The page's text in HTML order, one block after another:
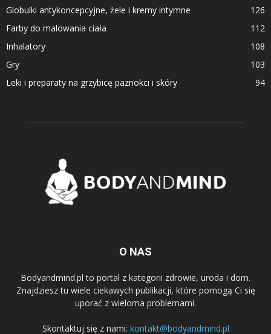
Globulki antykoncepcyjne, żele i kremy intymne
126
Farby do malowania ciała
112
Inhalatory
108
Gry
103
Leki i preparaty na grzybicę paznokci i skóry
94
O NAS
Bodyandmind.pl to portal z kategorii zdrowie, uroda i dom.
Znajdziesz tu wiele ciekawych publikacji, które pomogą Ci się
uporać z wieloma problemami.
Skontaktuj się z nami: kontakt@bodyandmind.pl